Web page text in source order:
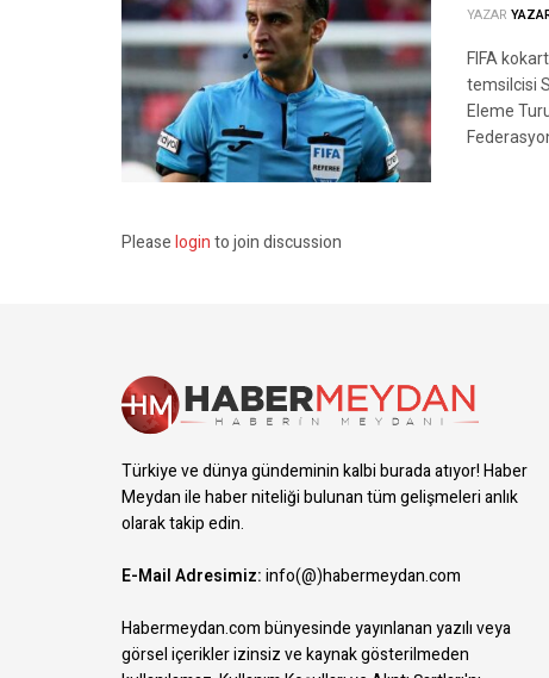
YAZAR
FIFA
temsilcisi
Eleme
Pleaseloginto join discussion
Türkiye ve dünya gündeminin kalbi burada atıyor! Haber
Meydan ile haber niteliği bulunan tüm gelişmeleri anlık
olarak takip edin.
E-Mail Adresimiz:info(@)habermeydan.com
Habermeydan.com bünyesinde yayınlanan yazılı veya
görsel içerikler izinsiz ve kaynak gösterilmeden